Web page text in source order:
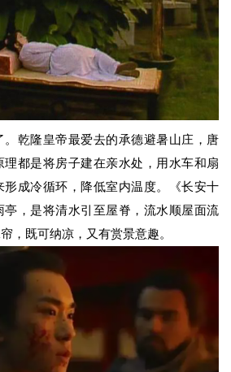
乾隆皇帝最爱去的承德避暑山庄，唐
理都是将房子建在亲水处，用水车和扇
成冷循环，降低室内温度。《长安十
亭，是将清水引至屋脊，流水顺屋面流
，既可纳凉，又有赏景意趣。